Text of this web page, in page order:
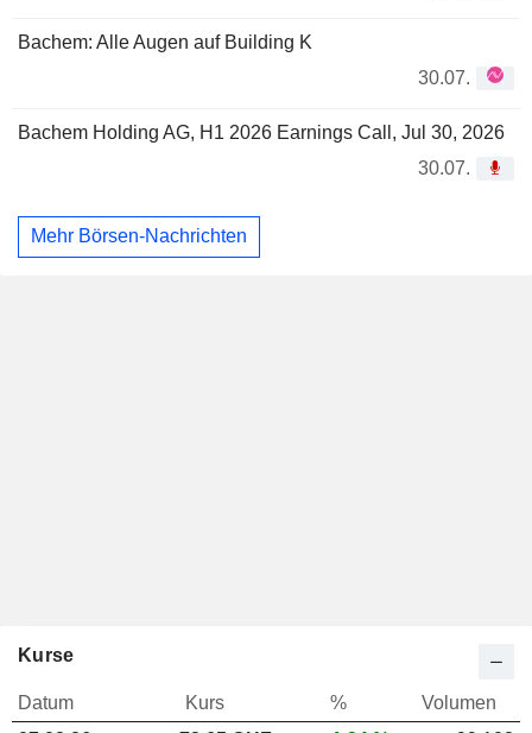
Bachem: Alle Augen auf Building K
30.07.
Bachem Holding AG, H1 2026 Earnings Call, Jul 30, 2026
30.07.
Mehr Börsen-Nachrichten
Kurse
Datum Kurs %
Volumen